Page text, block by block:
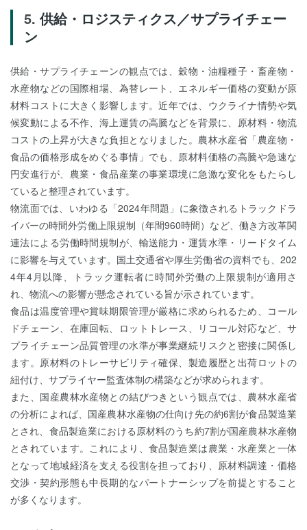
供給・ロジスティクス／サプライチェー
ン
供給・サプライチェーンの観点では、穀物・油糧種子・畜産物・
水産物などの国際相場、為替レート、エネルギー価格の変動が原
材料コストに大きく影響します。近年では、ウクライナ情勢や気
候変動による不作、海上運賃の高騰などを背景に、原材料・物流
コストの上昇が大きな負担となりました。農林水産省「農産物・
食品の価格形成をめぐる事情」でも、原材料価格の高騰や急速な
円安進行が、農業・食品産業の事業環境に急激な変化をもたらし
ていると整理されています。
物流面では、いわゆる「2024年問題」に象徴されるトラックドラ
イバーの時間外労働上限規制（年間960時間）など、働き方改革関
連法による労働時間規制が、輸送能力・運賃水準・リードタイム
に影響を与えています。国土交通省や厚生労働省の資料でも、202
4年4月以降、トラック運転者に時間外労働の上限規制が適用さ
れ、物流への影響が懸念されている旨が示されています。
食品は温度管理や賞味期限管理が厳格に求められるため、コール
ドチェーン、在庫回転、ロットトレース、リコール対応など、サ
プライチェーン品質管理の水準が事業継続リスクと密接に関係し
ます。原材料のトレーサビリティ確保、製造履歴と出荷ロットの
紐付け、サプライヤー監査体制の構築などが求められます。
また、国産農林水産物との結びつきという観点では、農林水産省
の分析によれば、国産農林水産物の仕向け先の約6割が食品製造業
とされ、食品製造業における原材料のうち約7割が国産農林水産物
とされています。これにより、食品製造業は農業・水産業と一体
となって地域経済を支える役割を担っており、原材料調達・価格
交渉・契約形態も中長期的なパートナーシップを前提とすること
が多くなります。